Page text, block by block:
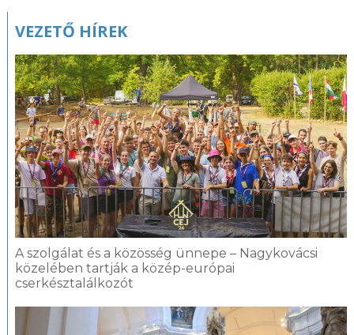
VEZETŐ HÍREK
A szolgálat és a közösség ünnepe – Nagykovácsi
közelében tartják a közép-európai
cserkésztalálkozót